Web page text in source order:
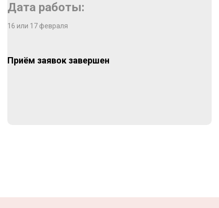
Дата работы:
16 или 17 февраля
Приём заявок завершен